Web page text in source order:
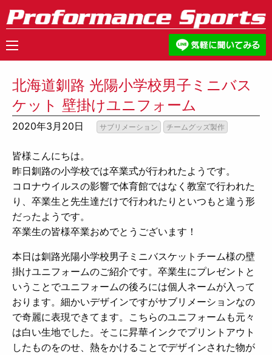
北海道釧路 光陽小学校男子ミニバス
ケット 壁掛けユニフォーム
2020年3月20日 サブリメーション チームグッズ製作
皆様こんにちは。
昨日釧路の小学校では卒業式が行われたようです。
コロナウイルスの影響で体育館ではなく教室で行われた
り、卒業生と先生達だけで行われたりといつもと違う形
だったようです。
卒業生の皆様卒業おめでとうございます！
本日は釧路光陽小学校男子ミニバスケットチーム様の壁
掛けユニフォームのご紹介です。卒業生にプレゼントと
いうことでユニフォームの後ろには個人ネームが入って
おります。細かいデザインですがサブリメーションなの
で奇麗に表現できてます。こちらのユニフォームも元々
は白い生地でした。そこに昇華インクでプリントアウト
したものをのせ、熱をかけることでデザインされた物が